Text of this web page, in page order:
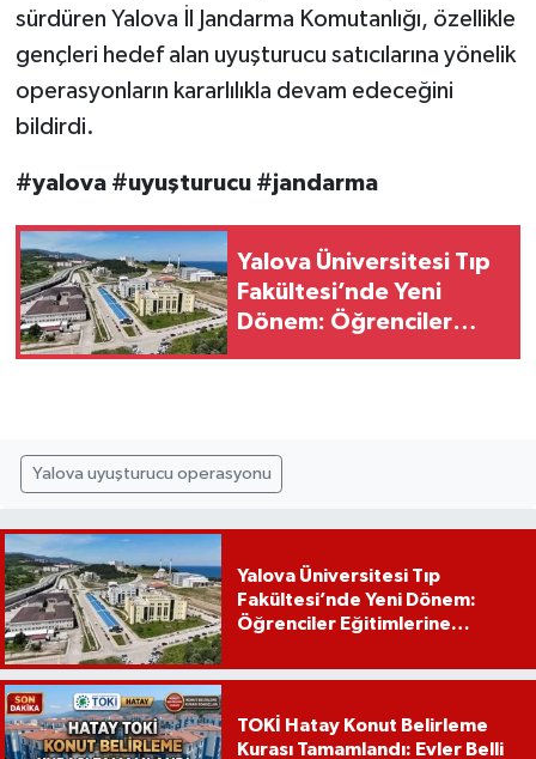
sürdüren Yalova İl Jandarma Komutanlığı, özellikle
gençleri hedef alan uyuşturucu satıcılarına yönelik
operasyonların kararlılıkla devam edeceğini
bildirdi.
#yalova #uyuşturucu #jandarma
Yalova Üniversitesi Tıp
Fakültesi’nde Yeni
Dönem: Öğrenciler
Yalova uyuşturucu operasyonu
Yalova Üniversitesi Tıp
Fakültesi’nde Yeni Dönem:
Öğrenciler Eğitimlerine
TOKİ Hatay Konut Belirleme
Kurası Tamamlandı: Evler Belli